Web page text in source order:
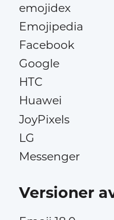
emojidex
Emojipedia
Facebook
Google
HTC
Huawei
JoyPixels
LG
Messenger
Versioner